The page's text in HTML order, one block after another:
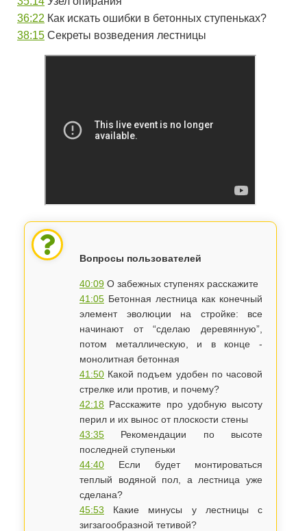
36:22 Как искать ошибки в бетонных ступеньках?
38:15 Секреты возведения лестницы
Вопросы пользователей
40:09 О забежных ступенях расскажите
41:05 Бетонная лестница как конечный
элемент эволюции на стройке: все
начинают от “сделаю деревянную”,
потом металлическую, и в конце -
монолитная бетонная
41:50 Какой подъем удобен по часовой
стрелке или против, и почему?
42:18 Расскажите про удобную высоту
перил и их вынос от плоскости стены
43:35 Рекомендации по высоте
последней ступеньки
44:40 Если будет монтироваться
теплый водяной пол, а лестница уже
сделана?
45:53 Какие минусы у лестницы с
зигзагообразной тетивой?